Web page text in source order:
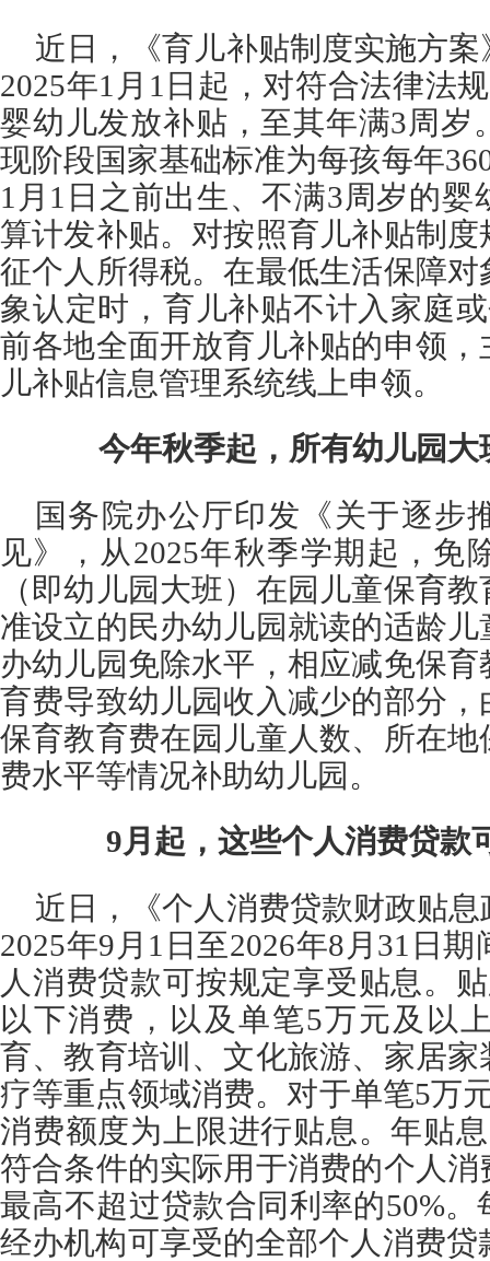
近日，《育儿补贴制度实施方
2025年1月1日起，对符合法律法
婴幼儿发放补贴，至其年满3周岁
现阶段国家基础标准为每孩每年
1月1日之前出生、不满3周岁的婴
算计发补贴。对按照育儿补贴制
征个人所得税。在最低生活保障
象认定时，育儿补贴不计入家庭
前各地全面开放育儿补贴的申领
儿补贴信息管理系统线上申领。
今年秋季起， 所有幼儿园
国务院办公厅印发《关于逐步
见》，从2025年秋季学期起，免
（即幼儿园大班）在园儿童保育
准设立的民办幼儿园就读的适龄
办幼儿园免除水平，相应减免保
育费导致幼儿园收入减少的部分
保育教育费在园儿童人数、所在
费水平等情况补助幼儿园。
9月起， 这些个人消费贷款
近日，《个人消费贷款财政贴
2025年9月1日至2026年8月31日
人消费贷款可按规定享受贴息。
以下消费，以及单笔5万元及以
育、教育培训、文化旅游、家居
疗等重点领域消费。对于单笔5万
消费额度为上限进行贴息。年贴
符合条件的实际用于消费的个人
最高不超过贷款合同利率的50%
经办机构可享受的全部个人消费贷